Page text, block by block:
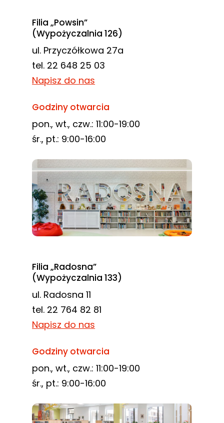
Filia „Powsin”
(Wypożyczalnia 126)
ul. Przyczółkowa 27a
tel. 22 648 25 03
Napisz do nas
Godziny otwarcia
pon., wt., czw.: 11:00-19:00
śr., pt.: 9:00-16:00
Filia „Radosna”
(Wypożyczalnia 133)
ul. Radosna 11
tel. 22 764 82 81
Napisz do nas
Godziny otwarcia
pon., wt., czw.: 11:00-19:00
śr., pt.: 9:00-16:00